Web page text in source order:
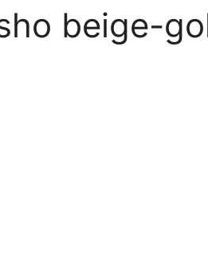
beige-